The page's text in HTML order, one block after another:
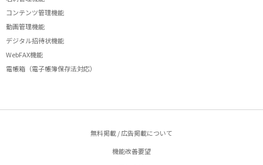
コンテンツ管理機能
動画管理機能
デジタル招待状機能
WebFAX機能
電帳箱（電子帳簿保存法対応）
無料掲載 / 広告掲載について
機能改善要望